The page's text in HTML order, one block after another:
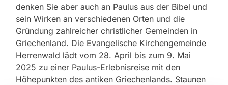
denken Sie aber auch an Paulus aus der Bibel und
sein Wirken an verschiedenen Orten und die
Gründung zahlreicher christlicher Gemeinden in
Griechenland. Die Evangelische Kirchengemeinde
Herrenwald lädt vom 28. April bis zum 9. Mai
2025 zu einer Paulus-Erlebnisreise mit den
Höhepunkten des antiken Griechenlands. Staunen